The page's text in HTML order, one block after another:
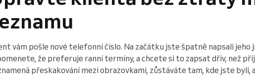
vám pošle nové telefonní číslo. Na začátku jste špatně napsali jeho
že preferuje ranní termíny, a chcete si to zapsat dřív, než
přeskakování mezi obrazovkami, zůstáváte tam, kde jste byli,